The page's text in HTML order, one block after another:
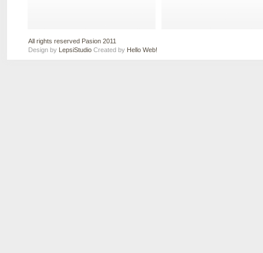
All rights reserved Pasion 2011
Design by LepsiStudio Created by Hello Web!